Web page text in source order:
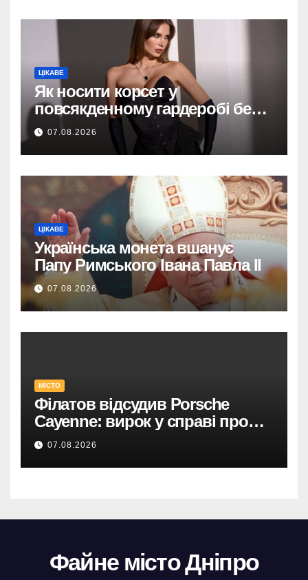
ЦІКАВЕ
Як носити корсет у
повсякденному гардеробі без
надмірної театральності
07.08.2026
ЦІКАВЕ
Українська монета вшанує
Папу Римського Івана Павла II
07.08.2026
МІСТО
Філатов відсудив Porsche
Cayenne: вирок у справі про
фейк.
07.08.2026
Файне місто Дніпро